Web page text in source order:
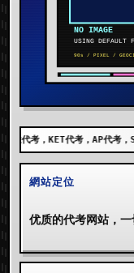
AP代考，SAT2代考，
網站定位
优质的代考网站，一